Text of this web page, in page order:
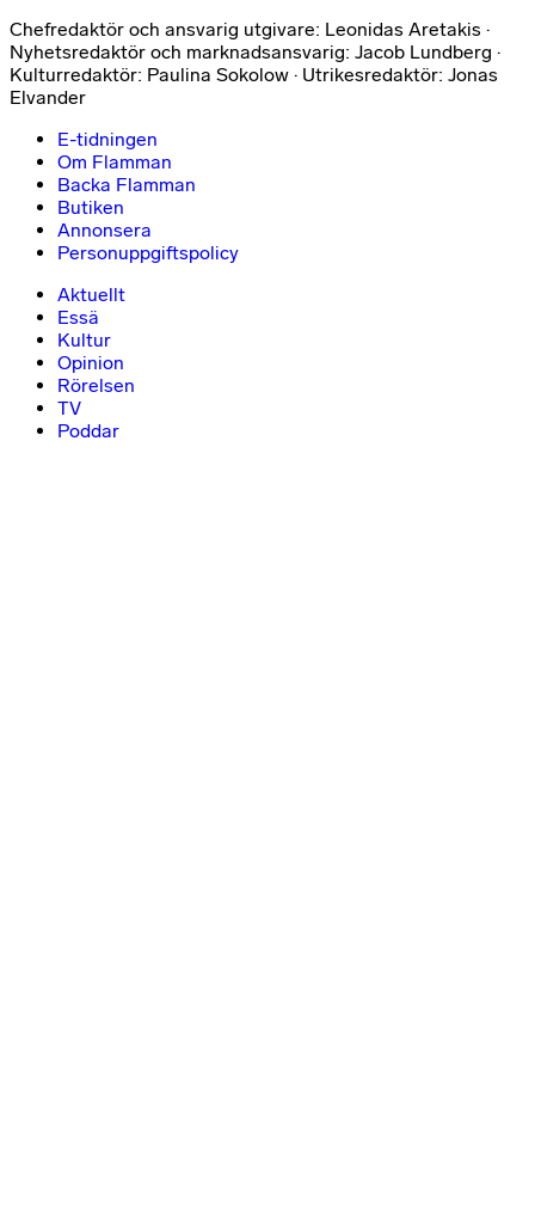
Chefredaktör och ansvarig utgivare: Leonidas Aretakis ·
Nyhetsredaktör och marknadsansvarig: Jacob Lundberg ·
Kulturredaktör: Paulina Sokolow · Utrikesredaktör: Jonas
Elvander
E-tidningen
Om Flamman
Backa Flamman
Butiken
Annonsera
Personuppgiftspolicy
Aktuellt
Essä
Kultur
Opinion
Rörelsen
TV
Poddar